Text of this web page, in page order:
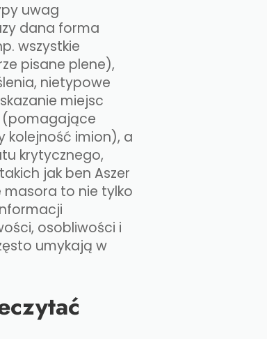
uwag
dana forma
wszystkie
pisane plene),
nietypowe
miejsc
kolejność imion), a
krytycznego,
jak ben Aszer
masora to nie tylko
osobliwości i
umykają w